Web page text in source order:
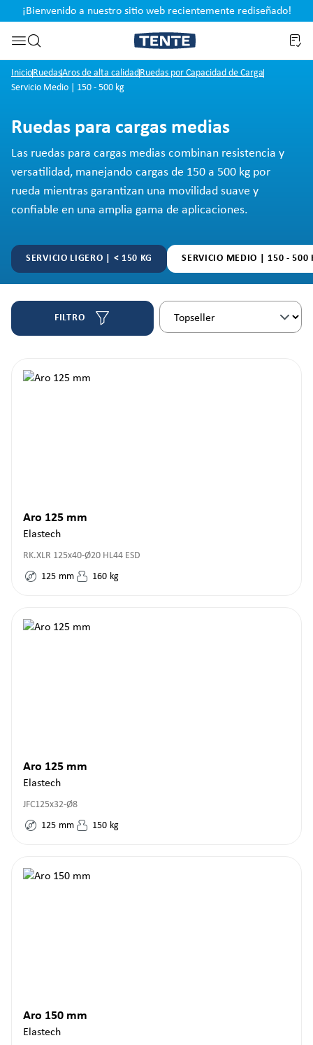
Saltar a la búsqueda
¡Bienvenido a nuestro sitio web recientemente rediseñado!
InicioRuedasAros de alta calidadRuedas por Capacidad de Carga
Servicio Medio | 150 - 500 kg
Ruedas para cargas medias
Las ruedas para cargas medias combinan resistencia y
versatilidad, manejando cargas de 150 a 500 kg por
rueda mientras garantizan una movilidad suave y
confiable en una amplia gama de aplicaciones.
SERVICIO LIGERO | < 150 KG SERVICIO MEDIO | 150 - 500
FILTRO
Aro 125 mm
Elastech
RK.XLR 125x40-Ø20 HL44 ESD
125 mm 160 kg
Aro 125 mm
Elastech
JFC125x32-Ø8
125 mm 150 kg
Aro 150 mm
Elastech